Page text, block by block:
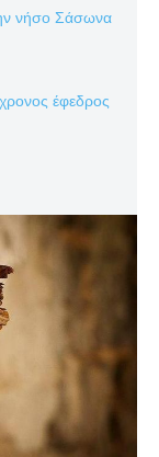
νήσο Σάσωνα
έφεδρος